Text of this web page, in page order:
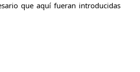
que aquí fueran introducidas